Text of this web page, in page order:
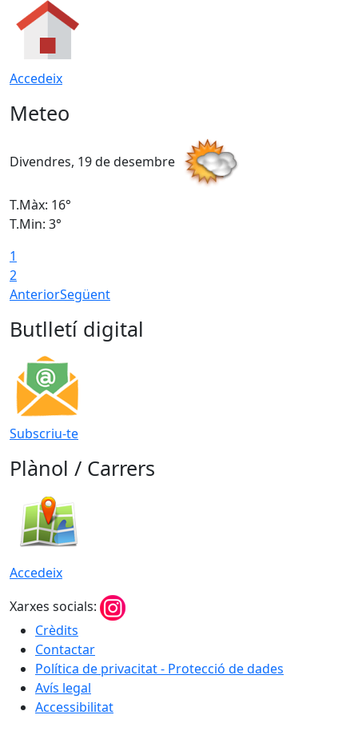
Accedeix
Meteo
Divendres, 19 de desembre
T.Màx: 16°
T.Min: 3°
1
2
AnteriorSegüent
Butlletí digital
Subscriu-te
Plànol / Carrers
Accedeix
Xarxes socials:
Crèdits
Contactar
Política de privacitat - Protecció de dades
Avís legal
Accessibilitat